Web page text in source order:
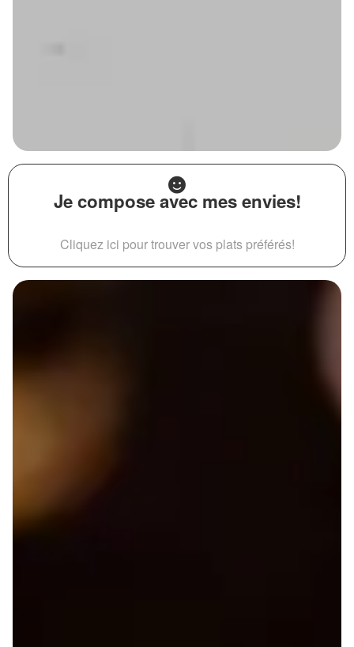
Je compose avec mes envies!
Cliquez ici pour trouver vos plats préférés!